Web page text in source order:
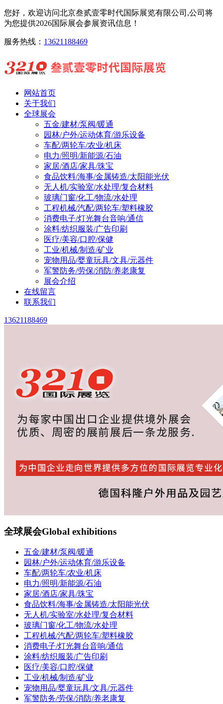
您好，欢迎访问北京叁贰壹零时代国际展览有限公司,公司将
为您提供2026国际展会参展资讯信息！
服务热线： 13621188469
网站首页
关于我们
全球展会
五金/建材/泵阀/暖通
园林/户外/运动体育/游乐设备
车配/两轮车/农业/机床
电力/照明/新能源/石油
家居/酒店/家具/珠宝
食品饮料/海事/金属铸造/太阳能光伏
无人机/实验室/水处理/复合材料
玻璃门窗/化工/物流/水处理
工程机械/汽配/两轮车/塑料橡胶
消费电子/灯光舞台音响/通信
涂料/纺织服装/广告印刷
医疗/美容/口腔/保健
工业/机械/制造/矿业
宠物用品/婴童玩具/文具/元器件
军警防务/劳保/消防/养老康复
展会介绍
在线留言
联系我们
13621188469
全球展会Global exhibitions
五金/建材/泵阀/暖通
园林/户外/运动体育/游乐设备
车配/两轮车/农业/机床
电力/照明/新能源/石油
家居/酒店/家具/珠宝
食品饮料/海事/金属铸造/太阳能光伏
无人机/实验室/水处理/复合材料
玻璃门窗/化工/物流/水处理
工程机械/汽配/两轮车/塑料橡胶
消费电子/灯光舞台音响/通信
涂料/纺织服装/广告印刷
医疗/美容/口腔/保健
工业/机械/制造/矿业
宠物用品/婴童玩具/文具/元器件
军警防务/劳保/消防/养老康复